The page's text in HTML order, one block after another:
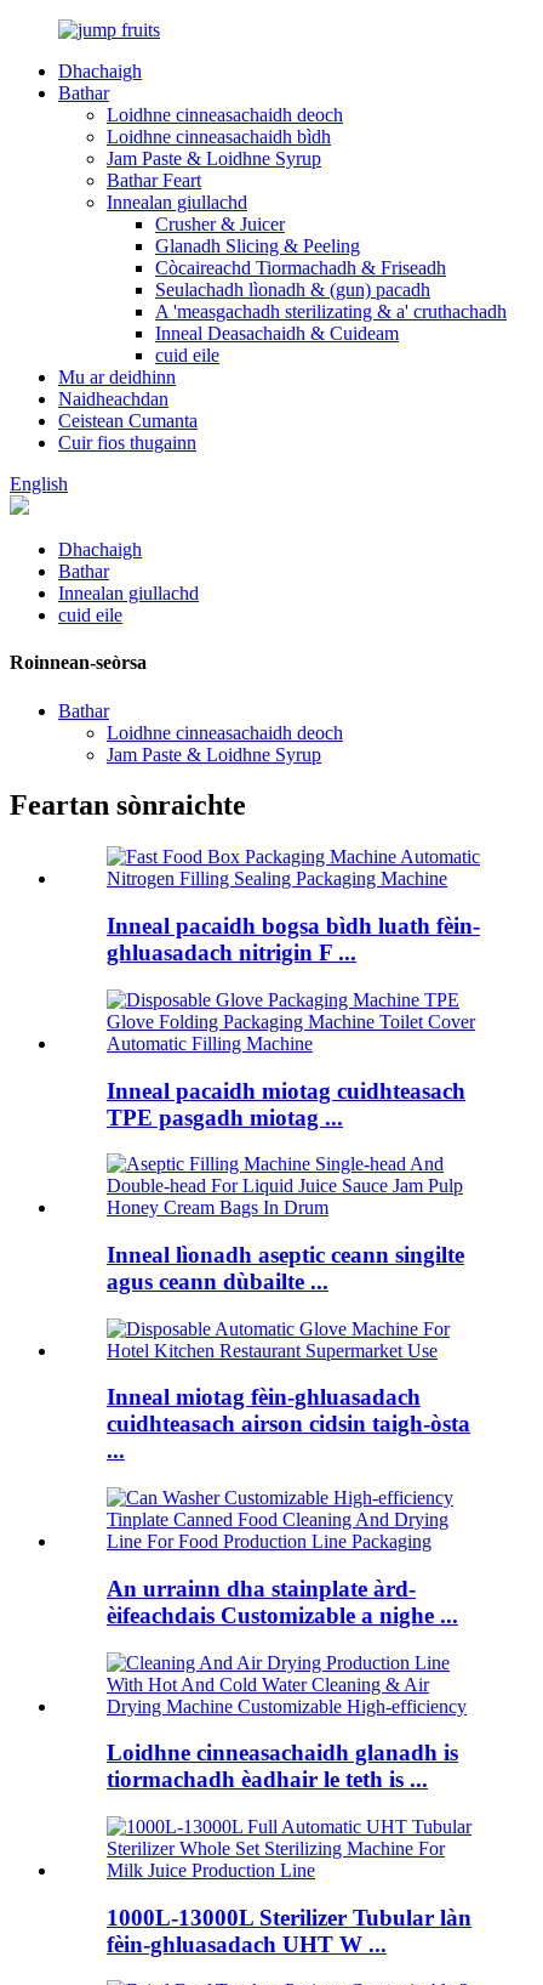
Dhachaigh
Bathar
Loidhne cinneasachaidh deoch
Loidhne cinneasachaidh bìdh
Jam Paste & Loidhne Syrup
Bathar Feart
Innealan giullachd
Crusher & Juicer
Glanadh Slicing & Peeling
Còcaireachd Tiormachadh & Friseadh
Seulachadh lìonadh & (gun) pacadh
A 'measgachadh sterilizating & a' cruthachadh
Inneal Deasachaidh & Cuideam
cuid eile
Mu ar deidhinn
Naidheachdan
Ceistean Cumanta
Cuir fios thugainn
English
Dhachaigh
Bathar
Innealan giullachd
cuid eile
Roinnean-seòrsa
Bathar
Loidhne cinneasachaidh deoch
Jam Paste & Loidhne Syrup
Feartan sònraichte
Inneal pacaidh bogsa bìdh luath fèin-
ghluasadach nitrigin F ...
Inneal pacaidh miotag cuidhteasach
TPE pasgadh miotag ...
Inneal lìonadh aseptic ceann singilte
agus ceann dùbailte ...
Inneal miotag fèin-ghluasadach
cuidhteasach airson cidsin taigh-òsta
...
An urrainn dha stainplate àrd-
èifeachdais Customizable a nighe ...
Loidhne cinneasachaidh glanadh is
tiormachadh èadhair le teth is ...
1000L-13000L Sterilizer Tubular làn
fèin-ghluasadach UHT W ...